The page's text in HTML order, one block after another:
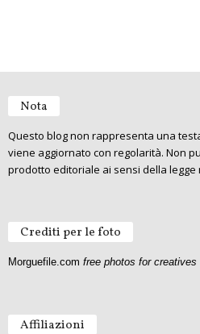
Nota
Questo blog non rappresenta una
viene aggiornato con regolarità. Non
prodotto editoriale ai sensi della legge
Crediti per le foto
Morguefile.com free photos for creatives
Affiliazioni